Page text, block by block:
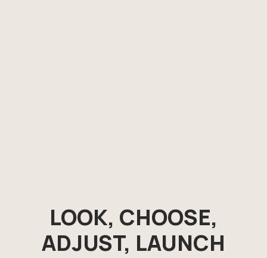
LOOK, CHOOSE,
ADJUST, LAUNCH